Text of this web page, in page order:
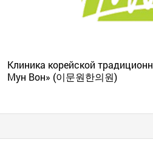
Клиника корейской
Мун Вон» (이문원한의원)